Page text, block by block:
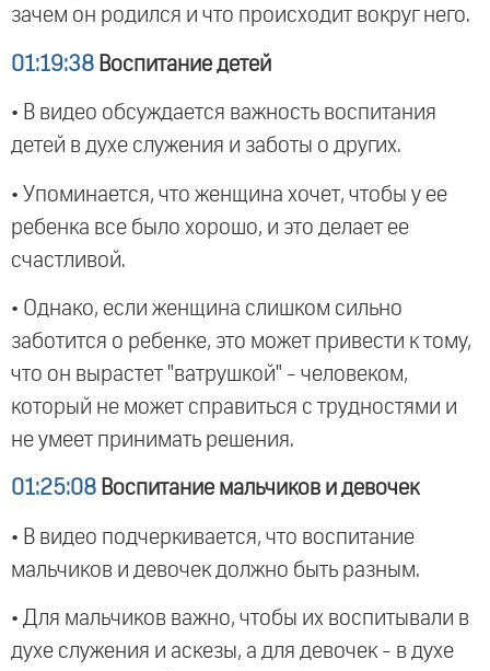
зачем он родился и что происходит вокруг него.
01:19:38 Воспитание детей
• В видео обсуждается важность воспитания
детей в духе служения и заботы о других.
• Упоминается, что женщина хочет, чтобы у ее
ребенка все было хорошо, и это делает ее
счастливой.
• Однако, если женщина слишком сильно
заботится о ребенке, это может привести к тому,
что он вырастет "ватрушкой" - человеком,
который не может справиться с трудностями и
не умеет принимать решения.
01:25:08 Воспитание мальчиков и девочек
• В видео подчеркивается, что воспитание
мальчиков и девочек должно быть разным.
• Для мальчиков важно, чтобы их воспитывали в
духе служения и аскезы, а для девочек - в духе